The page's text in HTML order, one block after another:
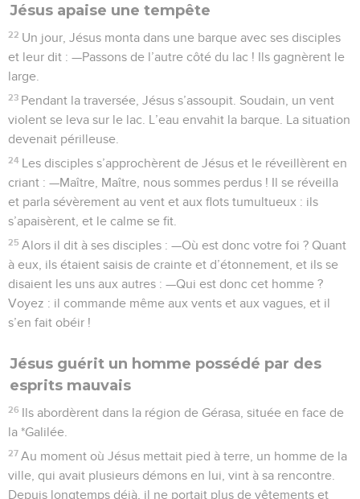
Jésus apaise une tempête
22 Un jour, Jésus monta dans une barque avec ses disciples
et leur dit : —Passons de l’autre côté du lac ! Ils gagnèrent le
large.
23 Pendant la traversée, Jésus s’assoupit. Soudain, un vent
violent se leva sur le lac. L’eau envahit la barque. La situation
devenait périlleuse.
24 Les disciples s’approchèrent de Jésus et le réveillèrent en
criant : —Maître, Maître, nous sommes perdus ! Il se réveilla
et parla sévèrement au vent et aux flots tumultueux : ils
s’apaisèrent, et le calme se fit.
25 Alors il dit à ses disciples : —Où est donc votre foi ? Quant
à eux, ils étaient saisis de crainte et d’étonnement, et ils se
disaient les uns aux autres : —Qui est donc cet homme ?
Voyez : il commande même aux vents et aux vagues, et il
s’en fait obéir !
Jésus guérit un homme possédé par des
esprits mauvais
26 Ils abordèrent dans la région de Gérasa, située en face de
la *Galilée.
27 Au moment où Jésus mettait pied à terre, un homme de la
ville, qui avait plusieurs démons en lui, vint à sa rencontre.
Depuis longtemps déjà, il ne portait plus de vêtements et